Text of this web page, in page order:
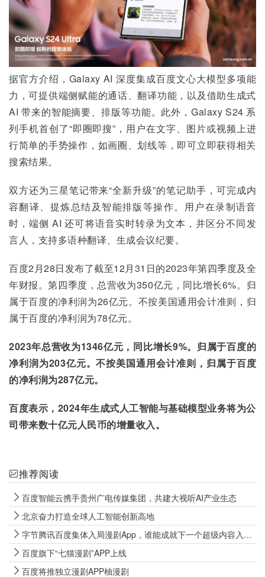
据官方介绍，Galaxy AI 深度集成百度文心大模型多项能
力，可提供端侧赋能的通话、翻译功能，以及借助生成式
AI 带来的智能摘要、排版等功能。此外，Galaxy S24 系
列手机首创了“即圈即搜”，用户在文字、图片或视频上进
行简单的手势操作，如画圈、划线等，即可立即获得相关
搜索结果。
双方还为三星笔记带来“全新升级”的笔记助手，可完成内
容翻译、提炼总结及智能排版等操作。用户在录制语音
时，端侧 AI 还可将语音实时转录为文本，并区分不同发
言人，支持多语种翻译、生成会议纪要。
百度2月28日发布了截至12月31日的2023年第四季度及全
年财报。第四季度，总营收为350亿元，同比增长6%。归
属于百度的净利润为26亿元。不按美国通用会计准则，归
属于百度的净利润为78亿元。
2023年总营收为1346亿元，同比增长9%。归属于百度的
净利润为203亿元。不按美国通用会计准则，归属于百度
的净利润为287亿元。
百度表示，2024年生成式人工智能与基础模型业务将为公
司带来数十亿元人民币的增量收入。
推荐阅读
百度智能云携手贵州广电传媒集团，共建大视听AI产业生态
北京奋力打造全球人工智能创新高地
字节腾讯百度集体入局漫剧App，谁能成就下一个超级内容入口？
百度旗下“七猫漫剧”APP上线
百度将推独立漫剧APP柚漫剧